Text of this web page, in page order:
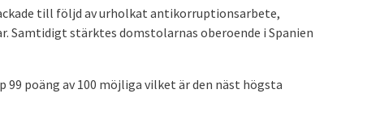
till följd av urholkat antikorruptionsarbete,
Samtidigt stärktes domstolarnas oberoende i Spanien
poäng av 100 möjliga vilket är den näst högsta